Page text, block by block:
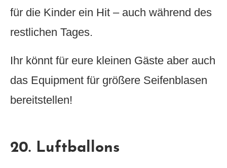
für die Kinder ein Hit – auch während des
restlichen Tages.
Ihr könnt für eure kleinen Gäste aber auch
das Equipment für größere Seifenblasen
bereitstellen!
20. Luftballons